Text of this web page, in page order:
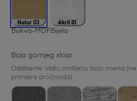
Bukva-MDFBijela
Boja gornjeg sloja
Odaberite Vašu omiljenu boju imena
primjere proizvoda)